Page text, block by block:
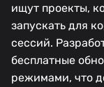
ищут проекты,
запускать для
сессий.
бесплатные
режимами, что